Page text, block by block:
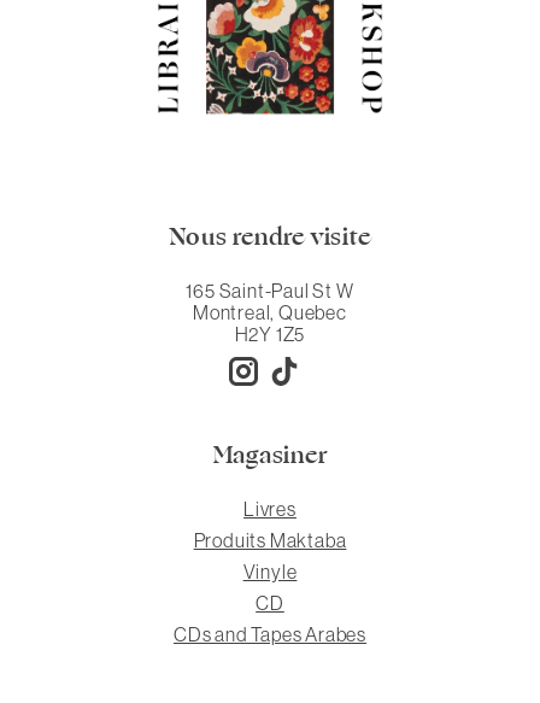
Nous rendre visite
165 Saint-Paul St W
Montreal, Quebec
H2Y 1Z5
Magasiner
Livres
Produits Maktaba
Vinyle
CD
CDs and Tapes Arabes